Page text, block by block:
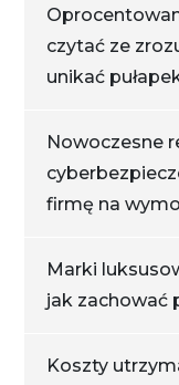
czytać ze
unikać
Nowoczesne
firmę na
Marki
jak zachować
Koszty